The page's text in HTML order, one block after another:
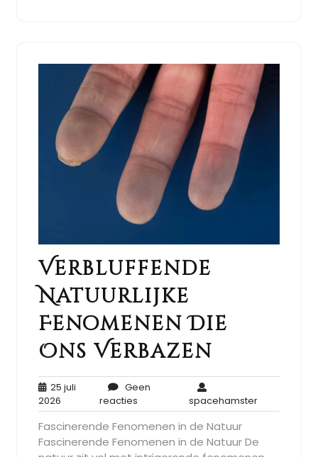
Verbluffende
Natuurlijke
Fenomenen Die
Ons Verbazen
25 juli
2026
juli
2026
Geen
reactiesGeen
reacties
spacehamster
Fascinerende Fenomenen in de Natuur
Fascinerende Fenomenen in de Natuur De